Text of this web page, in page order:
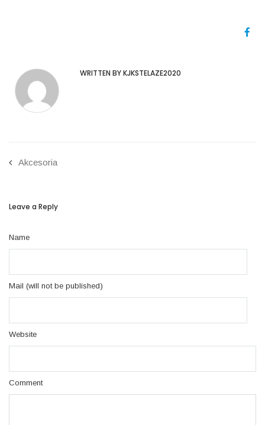
WRITTEN BY KJKSTELAZE2020
Akcesoria
Leave a Reply
Name
Mail (will not be published)
Website
Comment